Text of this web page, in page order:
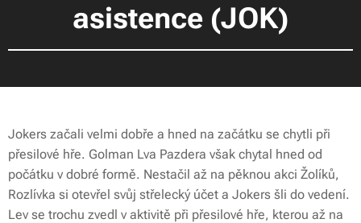
asistence (JOK)
Jokers začali velmi dobře a hned na začátku se chytli při
přesilové hře. Golman Lva Pazdera však chytal hned od
počátku v dobré formě. Nestačil až na pěknou akci Žolíků,
Rozlívka si otevřel svůj střelecký účet a Jokers šli do vedení.
Lev se trochu zvedl v aktivitě při přesilové hře, kterou až na